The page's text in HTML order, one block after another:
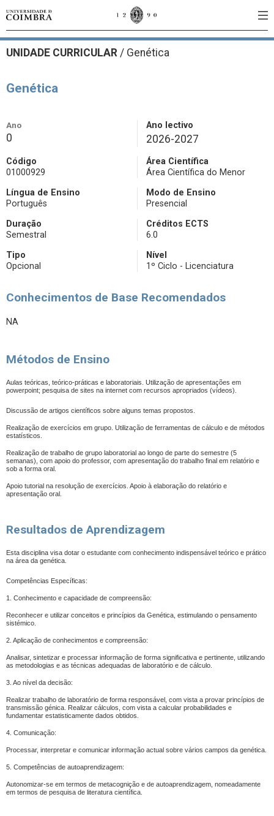
UNIDADE CURRICULAR / Genética
Genética
Ano
0
Ano lectivo
2026-2027
Código
01000929
Área Científica
Área Científica do Menor
Língua de Ensino
Português
Modo de Ensino
Presencial
Duração
Semestral
Créditos ECTS
6.0
Tipo
Opcional
Nível
1º Ciclo - Licenciatura
Conhecimentos de Base Recomendados
NA
Métodos de Ensino
Aulas teóricas, teórico-práticas e laboratoriais. Utilização de apresentações em
powerpoint; pesquisa de sites na internet com recursos apropriados (vídeos).
Discussão de artigos científicos sobre alguns temas propostos.
Realização de exercícios em grupo. Utilização de ferramentas de cálculo e de métodos
estatísticos.
Realização de trabalho de grupo laboratorial ao longo de parte do semestre (5
semanas), com apoio do professor, com apresentação do trabalho final em relatório e
sob a forma oral.
Apoio tutorial na resolução de exercícios. Apoio à elaboração do relatório e
apresentação oral.
Resultados de Aprendizagem
Esta disciplina visa dotar o estudante com conhecimento indispensável teórico e prático
na área da genética.
Competências Específicas:
1. Conhecimento e capacidade de compreensão:
Reconhecer e utilizar conceitos e princípios da Genética, estimulando o pensamento
sistémico.
2. Aplicação de conhecimentos e compreensão:
Analisar, sintetizar e processar informação de forma significativa e pertinente, utilizando
as metodologias e as técnicas adequadas de laboratório e de cálculo.
3. Ao nível da decisão:
Realizar trabalho de laboratório de forma responsável, com vista a provar princípios de
transmissão génica. Realizar cálculos, com vista a calcular probabilidades e
fundamentar estatisticamente dados obtidos.
4. Comunicação:
Processar, interpretar e comunicar informação actual sobre vários campos da genética.
5. Competências de autoaprendizagem:
Autonomizar-se em termos de metacognição e de autoaprendizagem, nomeadamente
em termos de pesquisa de literatura científica.